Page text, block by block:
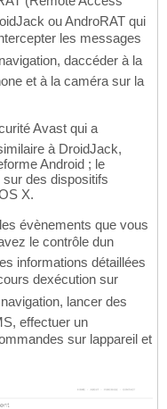
ou AndroRAT qui
les messages
daccéder à la
et à la caméra sur la
Avast qui a
à DroidJack,
Android ; le
des dispositifs
X.
évènements que vous
le contrôle dun
informations détaillées
dexécution sur
navigation, lancer des
effectuer un
sur lappareil et